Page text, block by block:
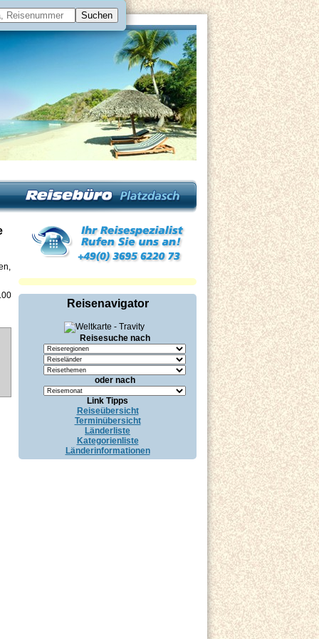
Reisenavigator
Reisesuche nach
oder nach
Link Tipps
Reiseübersicht
Terminübersicht
Länderliste
Kategorienliste
Länderinformationen